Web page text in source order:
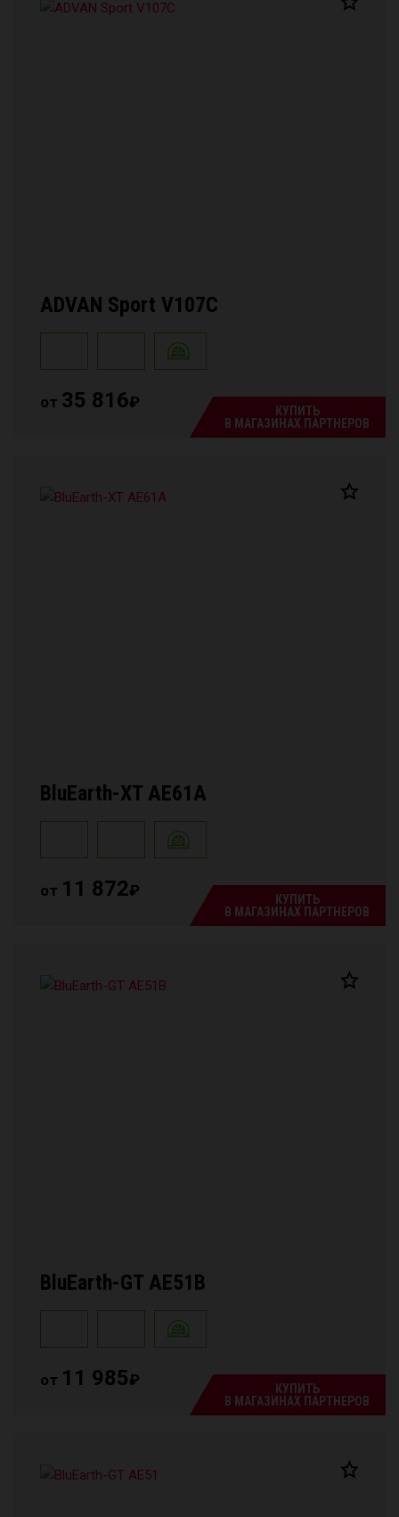
ADVAN Sport V107C
от 35 816₽
КУПИТЬ
В МАГАЗИНАХ ПАРТНЕРОВ
BluEarth-XT AE61A
от 11 872₽
КУПИТЬ
В МАГАЗИНАХ ПАРТНЕРОВ
BluEarth-GT AE51B
от 11 985₽
КУПИТЬ
В МАГАЗИНАХ ПАРТНЕРОВ